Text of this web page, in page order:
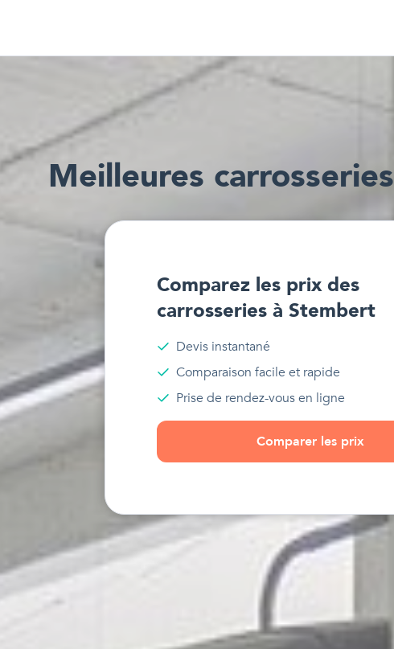
Meilleures carrosseries
Comparez les prix des
carrosseries à Stembert
Devis instantané
Comparaison facile et rapide
Prise de rendez-vous en ligne
Comparer les prix